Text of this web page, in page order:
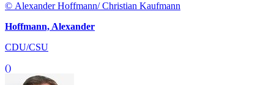
© Alexander Hoffmann/ Christian Kaufmann
Hoffmann, Alexander
CDU/CSU
()